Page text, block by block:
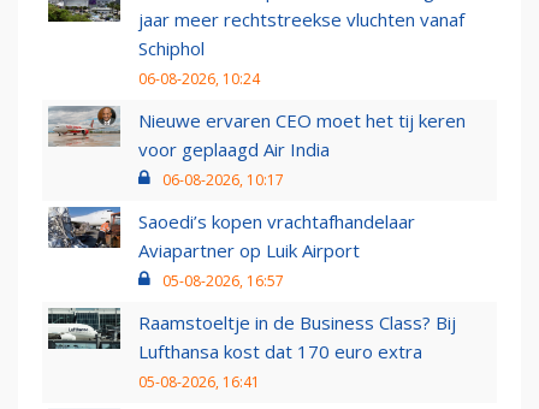
jaar meer rechtstreekse vluchten vanaf
Schiphol
06-08-2026, 10:24
Nieuwe ervaren CEO moet het tij keren
voor geplaagd Air India
06-08-2026, 10:17
Saoedi’s kopen vrachtafhandelaar
Aviapartner op Luik Airport
05-08-2026, 16:57
Raamstoeltje in de Business Class? Bij
Lufthansa kost dat 170 euro extra
05-08-2026, 16:41